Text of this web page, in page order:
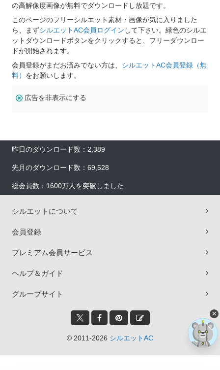
の高解像度画像が無料でダウンロードし放題です。
このページのフリーシルエット素材・画像が気に入りました
ら、まずシルエットAC会員ログイン して下さい。緑色のシルエ
ットダウンロードボタンをクリックすると、フリーダウンロー
ドが開始されます。
会員登録がまだお済みでない方は、 シルエットAC会員登録（無
料） をお願いします。
広告を非表示にする
昨日のダウンロード数：2,389
先月のダウンロード数：69,528
総会員数：1600万人を突破しました
シルエットについて
会員登録
プレミアム会員サービス
ヘルプ＆ガイド
グループサイト
© 2011-2026 シルエットAC
×